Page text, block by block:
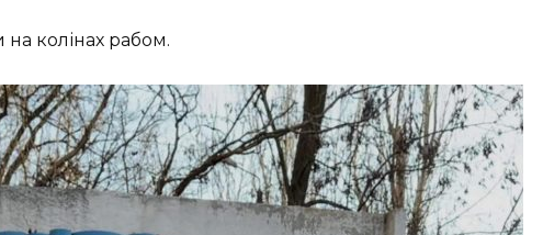
на колінах рабом.